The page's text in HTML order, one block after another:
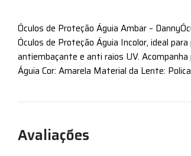
Óculos de Proteção Águia Ambar –
Óculos de Proteção Águia Incolor, ideal
antiembaçante e anti raios UV.
Águia Cor: Amarela Material da Lente:
Avaliações